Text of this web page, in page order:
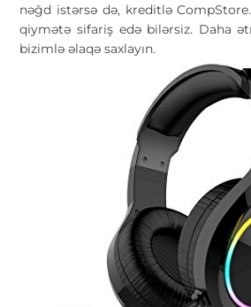
nəğd istərsə də, kreditlə
qiymətə sifariş edə bilərsiz. Daha
bizimlə əlaqə saxlayın.